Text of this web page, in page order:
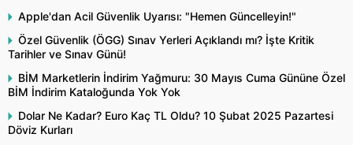
Apple'dan Acil Güvenlik Uyarısı: "Hemen Güncelleyin!"
Özel Güvenlik (ÖGG) Sınav Yerleri Açıklandı mı? İşte Kritik
Tarihler ve Sınav Günü!
BİM Marketlerin İndirim Yağmuru: 30 Mayıs Cuma Gününe Özel
BİM İndirim Kataloğunda Yok Yok
Dolar Ne Kadar? Euro Kaç TL Oldu? 10 Şubat 2025 Pazartesi
Döviz Kurları